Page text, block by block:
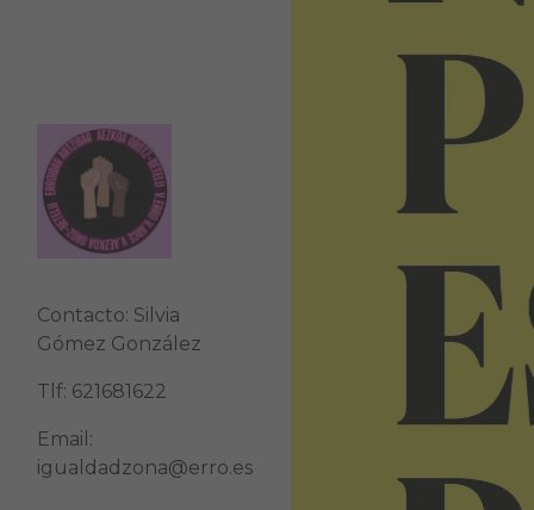
Contacto: Silvia
Gómez González
Tlf: 621681622
Email:
igualdadzona@erro.es